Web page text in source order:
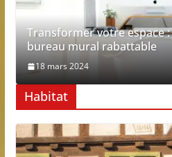
Transformer votre espace :
bureau mural rabattable
18 mars 2024
Habitat